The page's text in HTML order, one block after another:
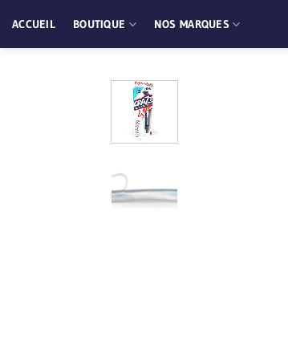
au
contenu
ACCUEIL BOUTIQUE NOS MARQUES